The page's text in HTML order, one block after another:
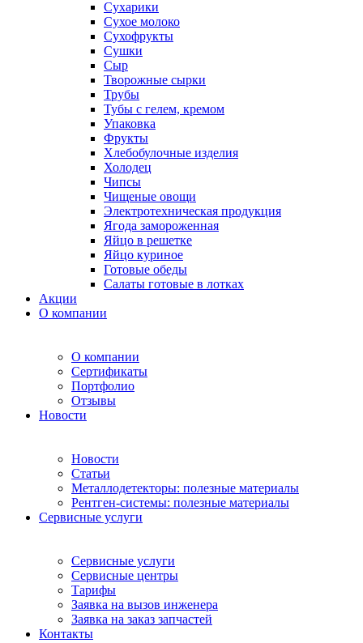
Сухарики
Сухое молоко
Сухофрукты
Сушки
Сыр
Творожные сырки
Трубы
Тубы с гелем, кремом
Упаковка
Фрукты
Хлебобулочные изделия
Холодец
Чипсы
Чищеные овощи
Электротехническая продукция
Ягода замороженная
Яйцо в решетке
Яйцо куриное
Готовые обеды
Салаты готовые в лотках
Акции
О компании
О компании
Сертификаты
Портфолио
Отзывы
Новости
Новости
Статьи
Металлодетекторы: полезные материалы
Рентген-системы: полезные материалы
Сервисные услуги
Сервисные услуги
Сервисные центры
Тарифы
Заявка на вызов инженера
Заявка на заказ запчастей
Контакты